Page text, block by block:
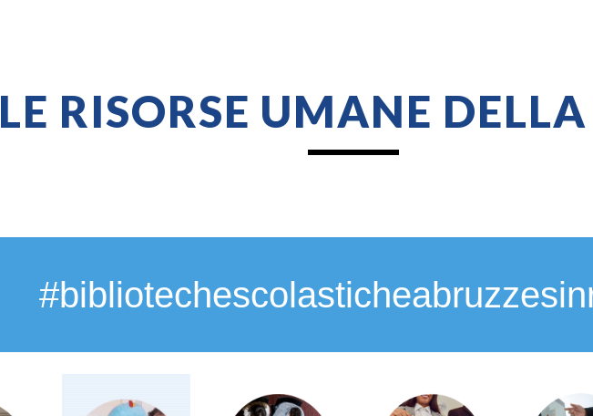
LE RISORSE UMANE DELLA